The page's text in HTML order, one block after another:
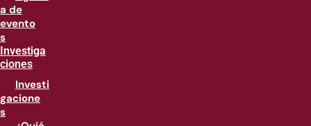
a de
evento
s
Investiga
ciones
Investi
gacione
s